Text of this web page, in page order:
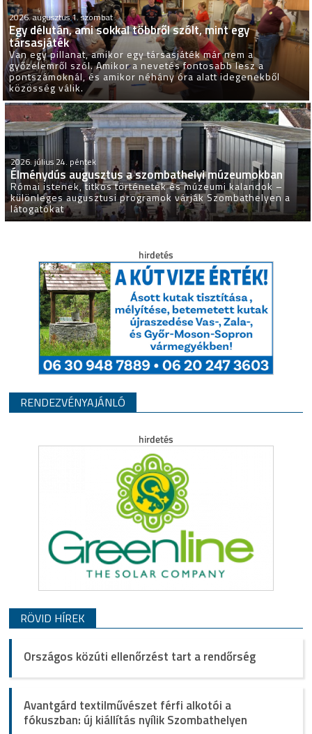
2026. augusztus 1. szombat
Egy délután, ami sokkal többről szólt, mint egy
társasjáték
Van egy pillanat, amikor egy társasjáték már nem a
győzelemről szól. Amikor a nevetés fontosabb lesz a
pontszámoknál, és amikor néhány óra alatt idegenekből
közösség válik.
2026. július 24. péntek
Élménydús augusztus a szombathelyi múzeumokban
Római istenek, titkos történetek és múzeumi kalandok –
különleges augusztusi programok várják Szombathelyen a
látogatókat
RENDEZVÉNYAJÁNLÓ
RÖVID HÍREK
Országos közúti ellenőrzést tart a rendőrség
Avantgárd textilművészet férfi alkotói a
fókuszban: új kiállítás nyílik Szombathelyen